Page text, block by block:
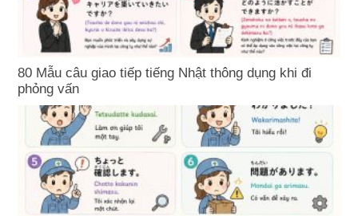
80 Mẫu câu giao tiếp tiếng Nhật thông dụng khi đi
phỏng vấn